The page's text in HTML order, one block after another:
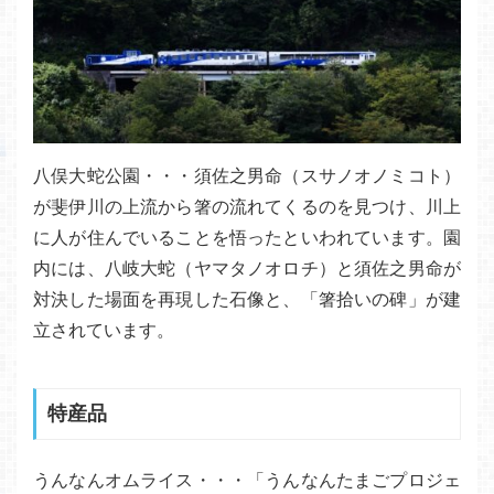
八俣大蛇公園・・・須佐之男命（スサノオノミコト）
が斐伊川の上流から箸の流れてくるのを見つけ、川上
に人が住んでいることを悟ったといわれています。園
内には、八岐大蛇（ヤマタノオロチ）と須佐之男命が
対決した場面を再現した石像と、「箸拾いの碑」が建
立されています。
特産品
うんなんオムライス・・・「うんなんたまごプロジェ